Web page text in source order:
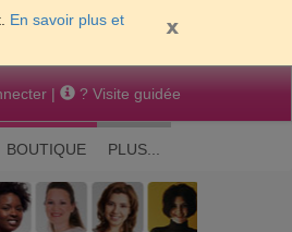
En savoir plus et
| ? Visite guidée
BOUTIQUE PLUS...